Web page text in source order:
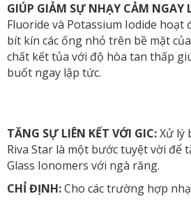
GIÚP GIẢM SỰ NHẠY CẢM NGAY
Fluoride và Potassium Iodide hoạt
bít kín các ống nhỏ trên bề mặt
chất kết tủa với độ hòa tan thấp
buốt ngay lập tức.
TĂNG SỰ LIÊN KẾT VỚI GIC:Xử lý
Riva Star là một bước tuyệt vời để
Glass Ionomers với ngà răng.
CHỈ ĐỊNH:Cho các trường hợp